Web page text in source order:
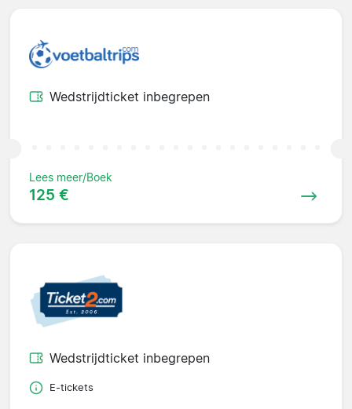
Wedstrijdticket inbegrepen
Lees meer/Boek
125 €
Wedstrijdticket inbegrepen
E-tickets